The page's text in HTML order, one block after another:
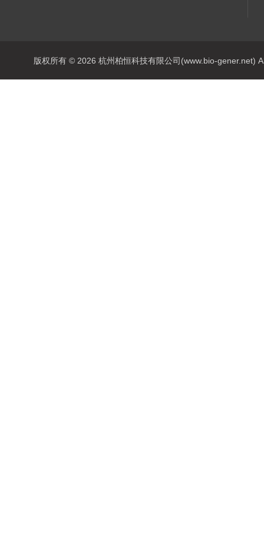
版权所有 © 2026 杭州柏恒科技有限公司(www.bio-